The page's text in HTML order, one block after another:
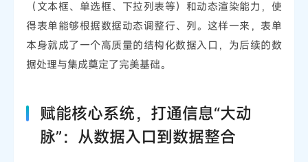
（文本框、单选框、下拉列表等）和动态渲染能力，使
得表单能够根据数据动态调整行、列。这样一来，表单
本身就成了一个高质量的结构化数据入口，为后续的数
据处理与集成奠定了完美基础。
赋能核心系统，打通信息“大动
脉”：从数据入口到数据整合